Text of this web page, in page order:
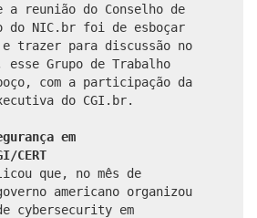
reunião do Conselho de
do NIC.br foi de esboçar
e trazer para discussão no
Grupo de Trabalho
com a participação da
do CGI.br.
em
CERT
que, no mês de
americano organizou
cybersecurity em